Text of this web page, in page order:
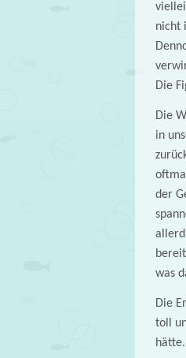
nicht
Die
Die
in
der
was
Die
toll